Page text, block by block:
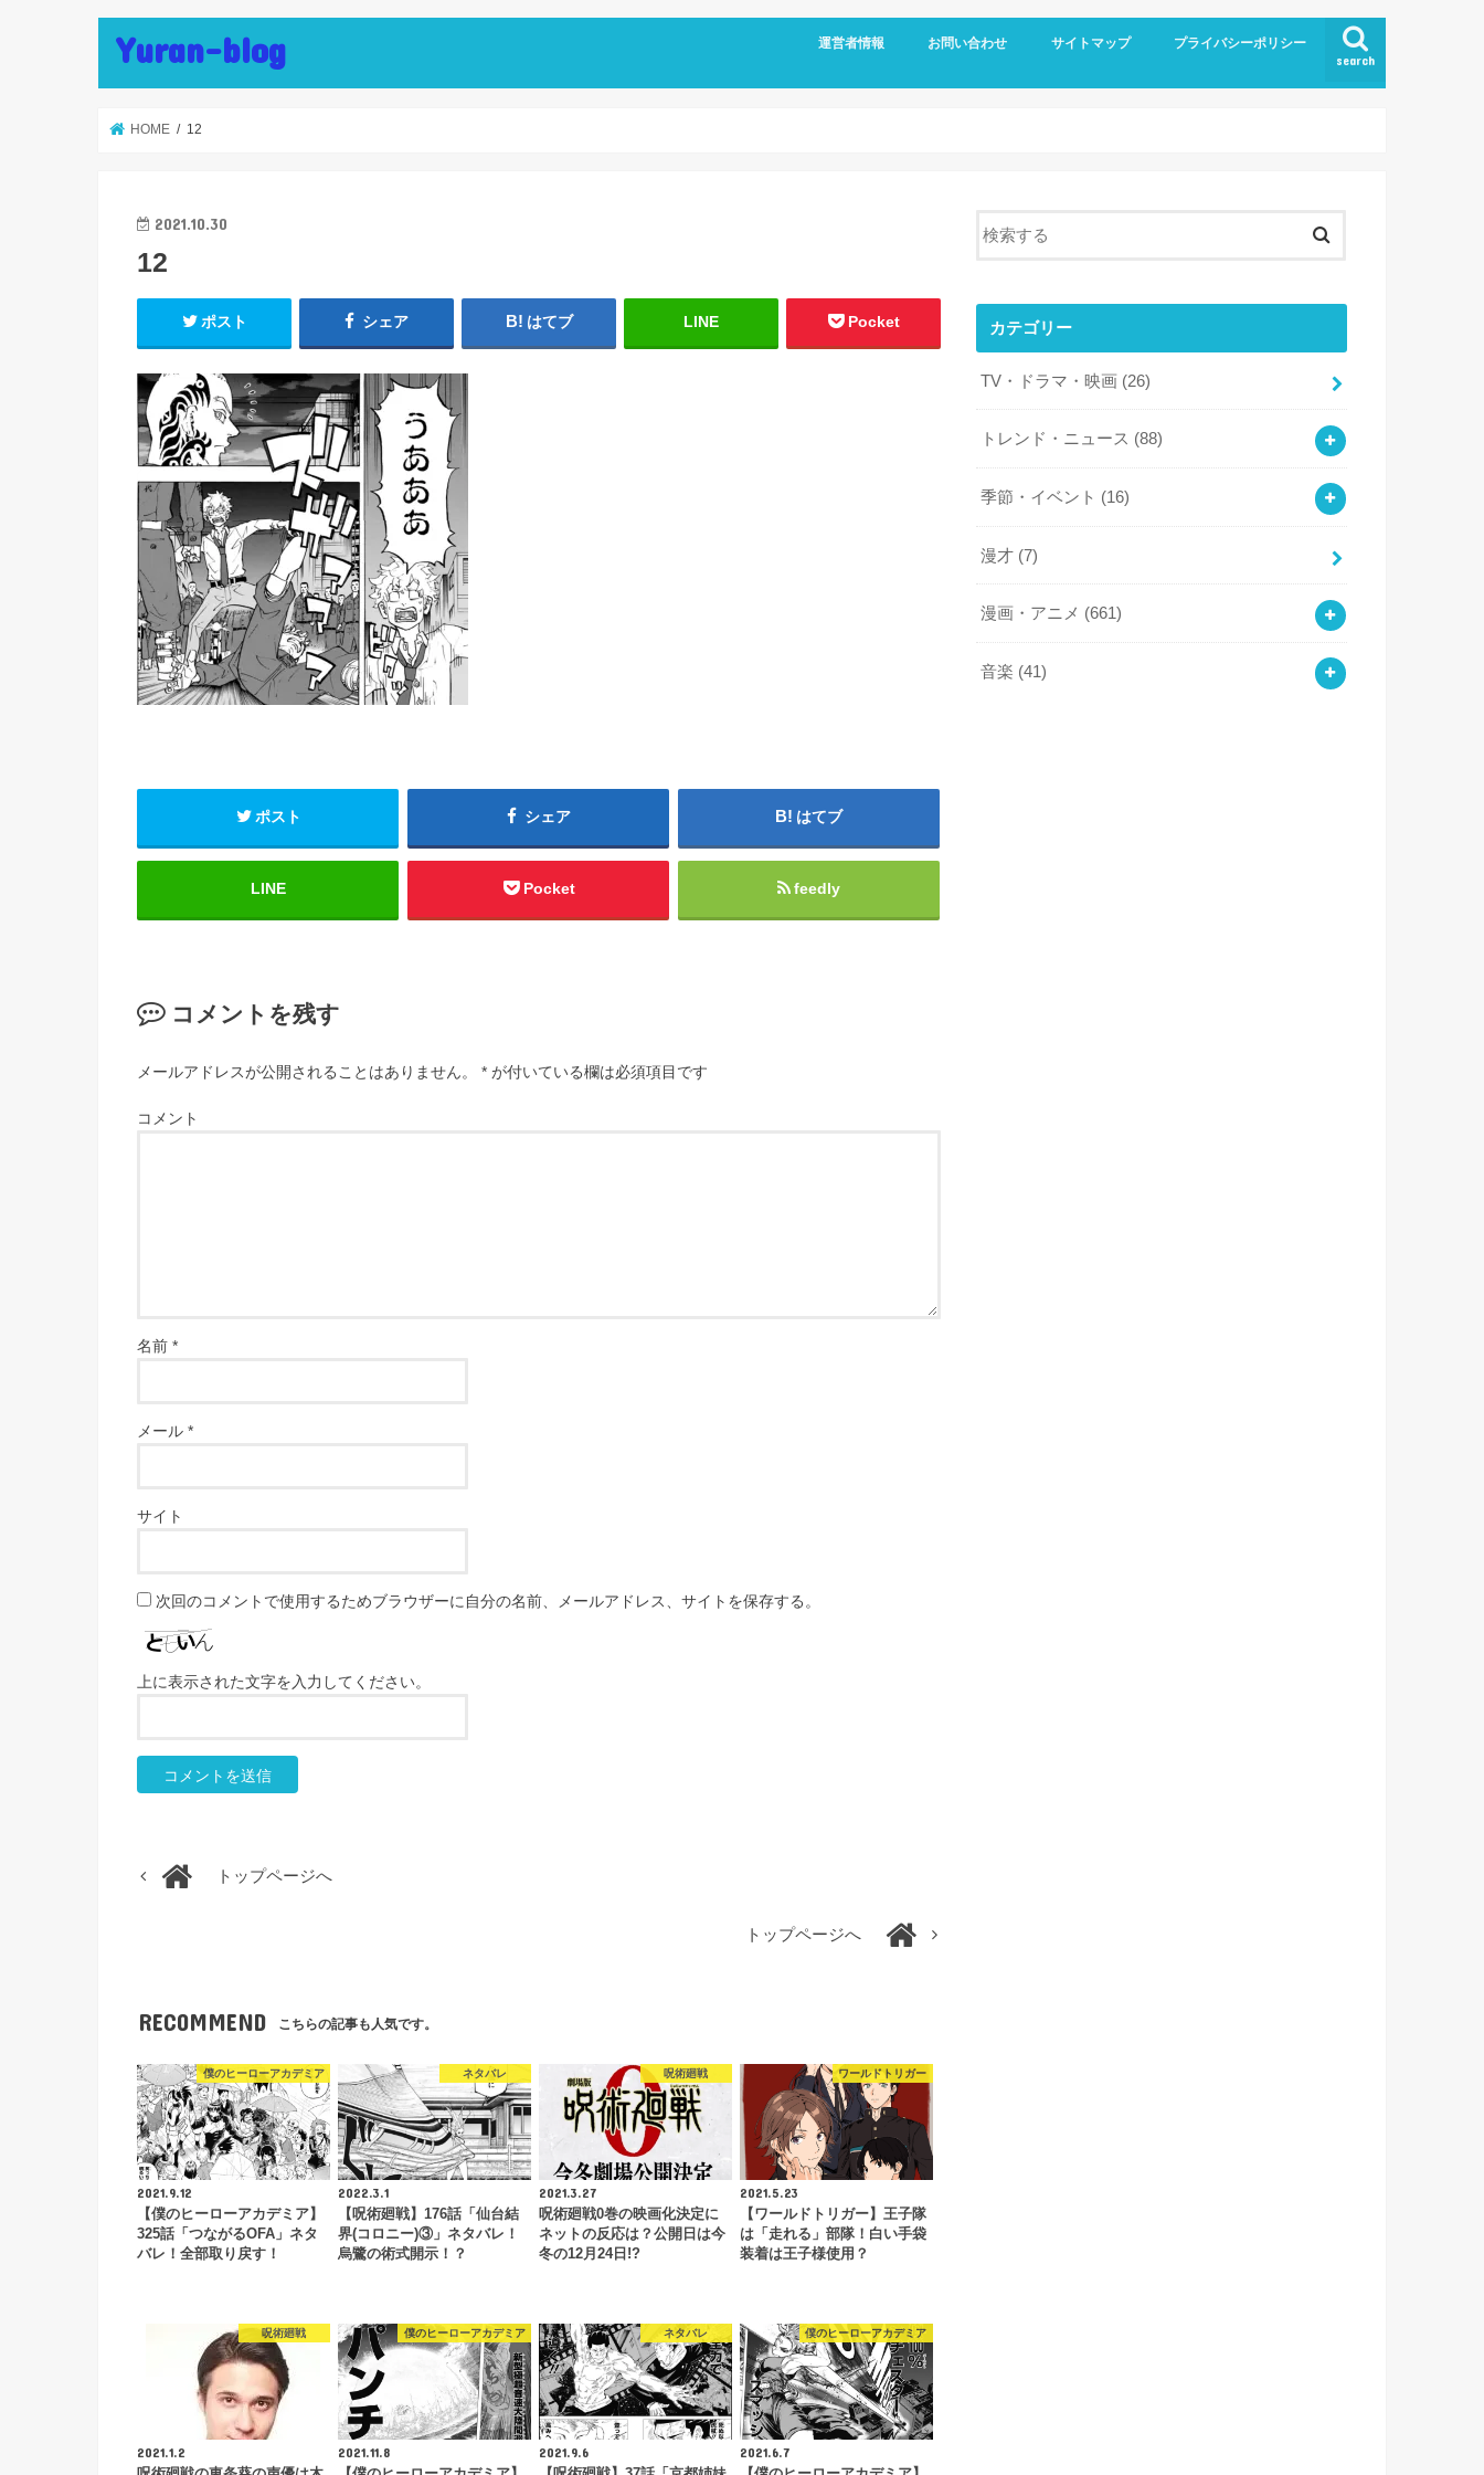
Yuran-blog search
運営者情報 お問い合わせ サイトマップ プライバシーポリシー
HOME 12
2021.10.30
12
ポスト シェア はてブ LINE Pocket
ポスト シェア はてブ
LINE Pocket feedly
コメントを残す
メールアドレスが公開されることはありません。 * が付いている欄は必須項目です
コメント
名前 *
メール *
サイト
次回のコメントで使用するためブラウザーに自分の名前、メールアドレス、サイトを保存する。
上に表示された文字を入力してください。
トップページへ
トップページへ
RECOMMEND こちらの記事も人気です。
僕のヒーローアカデミア
2021.9.12
【僕のヒーローアカデミア】
325話「つながるOFA」ネタ
バレ！全部取り戻す！
ネタバレ
2022.3.1
【呪術廻戦】176話「仙台結
界(コロニー)③」ネタバレ！
烏鷺の術式開示！？
呪術廻戦
2021.3.27
呪術廻戦0巻の映画化決定に
ネットの反応は？公開日は今
冬の12月24日!?
ワールドトリガー
2021.5.23
【ワールドトリガー】王子隊
は「走れる」部隊！白い手袋
装着は王子様使用？
呪術廻戦
2021.1.2
僕のヒーローアカデミア
2021.11.8
ネタバレ
2021.9.6
僕のヒーローアカデミア
2021.6.7
カテゴリー
TV・ドラマ・映画 (26)
トレンド・ニュース (88)
季節・イベント (16)
漫才 (7)
漫画・アニメ (661)
音楽 (41)